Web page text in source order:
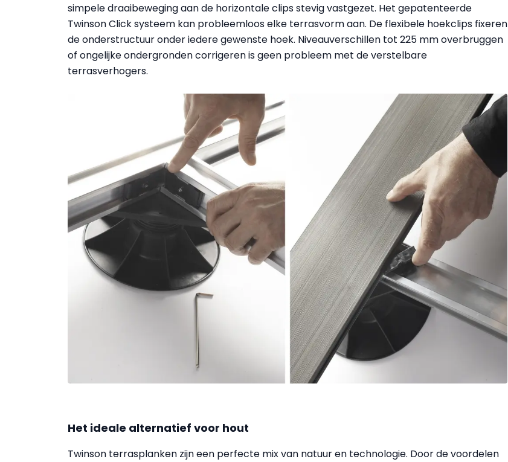
simpele draaibeweging aan de horizontale clips stevig vastgezet. Het gepatenteerde
Twinson Click systeem kan probleemloos elke terrasvorm aan. De flexibele hoekclips fixeren
de onderstructuur onder iedere gewenste hoek. Niveauverschillen tot 225 mm overbruggen
of ongelijke ondergronden corrigeren is geen probleem met de verstelbare
terrasverhogers.
Het ideale alternatief voor hout
Twinson terrasplanken zijn een perfecte mix van natuur en technologie. Door de voordelen